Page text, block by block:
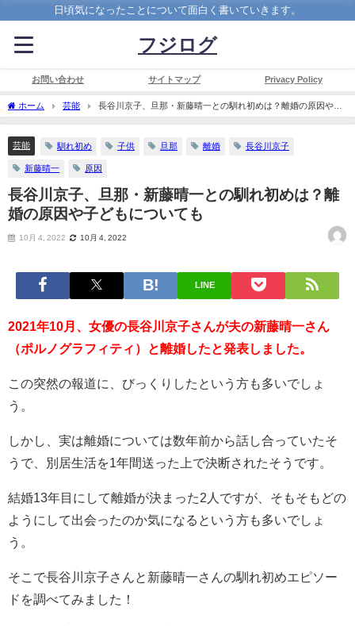
日頃気になったことについて面白く書いていきます。
フジログ
お問い合わせ サイトマップ Privacy Policy
ホーム 芸能
長谷川京子、旦那・新藤晴一との馴れ初めは？離婚の原因や子
どもについても
芸能 馴れ初め 子供 旦那 離婚 長谷川京子
新藤晴一 原因
長谷川京子、旦那・新藤晴一との馴れ初めは？離
婚の原因や子どもについても
10月 4, 2022 10月 4, 2022
LINE
2021年10月、女優の長谷川京子さんが夫の新藤晴一さん
（ポルノグラフィティ）と離婚したと発表しました。
この突然の報道に、びっくりしたという方も多いでしょ
う。
しかし、実は離婚については数年前から話し合っていたそ
うで、別居生活を1 年間送った上で決断されたそうです。
結婚13年目にして離婚が決まった2 人ですが、そもそもどの
ようにして出会ったのか気になるという方も多いでしょ
う。
そこで長谷川京子さんと新藤晴一さんの馴れ初めエピソー
ドを調べてみました！